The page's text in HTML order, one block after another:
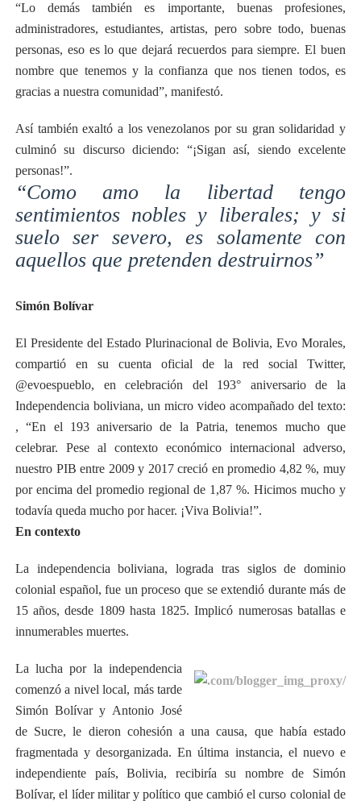
“Lo demás también es importante, buenas profesiones,
administradores, estudiantes, artistas, pero sobre todo, buenas
personas, eso es lo que dejará recuerdos para siempre. El buen
nombre que tenemos y la confianza que nos tienen todos, es
gracias a nuestra comunidad”, manifestó.
Así también exaltó a los venezolanos por su gran solidaridad y
culminó su discurso diciendo: “¡Sigan así, siendo excelente
personas!”.
“Como amo la libertad tengo
sentimientos nobles y liberales; y si
suelo ser severo, es solamente con
aquellos que pretenden destruirnos”
Simón Bolívar
El Presidente del Estado Plurinacional de Bolivia, Evo Morales,
compartió en su cuenta oficial de la red social Twitter,
@evoespueblo, en celebración del 193° aniversario de la
Independencia boliviana, un micro video acompañado del texto:
, “En el 193 aniversario de la Patria, tenemos mucho que
celebrar. Pese al contexto económico internacional adverso,
nuestro PIB entre 2009 y 2017 creció en promedio 4,82 %, muy
por encima del promedio regional de 1,87 %. Hicimos mucho y
todavía queda mucho por hacer. ¡Viva Bolivia!”.
En contexto
La independencia boliviana, lograda tras siglos de dominio
colonial español, fue un proceso que se extendió durante más de
15 años, desde 1809 hasta 1825. Implicó numerosas batallas e
innumerables muertes.
La lucha por la independencia
comenzó a nivel local, más tarde
Simón Bolívar y Antonio José
de Sucre, le dieron cohesión a una causa, que había estado
fragmentada y desorganizada. En última instancia, el nuevo e
independiente país, Bolivia, recibiría su nombre de Simón
Bolívar, el líder militar y político que cambió el curso colonial de